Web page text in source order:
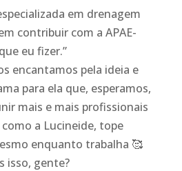
em drenagem
contribuir com a APAE-
eu fizer.”
encantamos pela ideia e
para ela que, esperamos,
mais e mais profissionais
a Lucineide, tope
enquanto trabalha 🥰
isso, gente?